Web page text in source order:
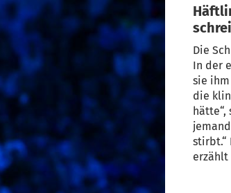
Die
In der
sie ihm
die
hätte“,
stirbt.“
erzählt